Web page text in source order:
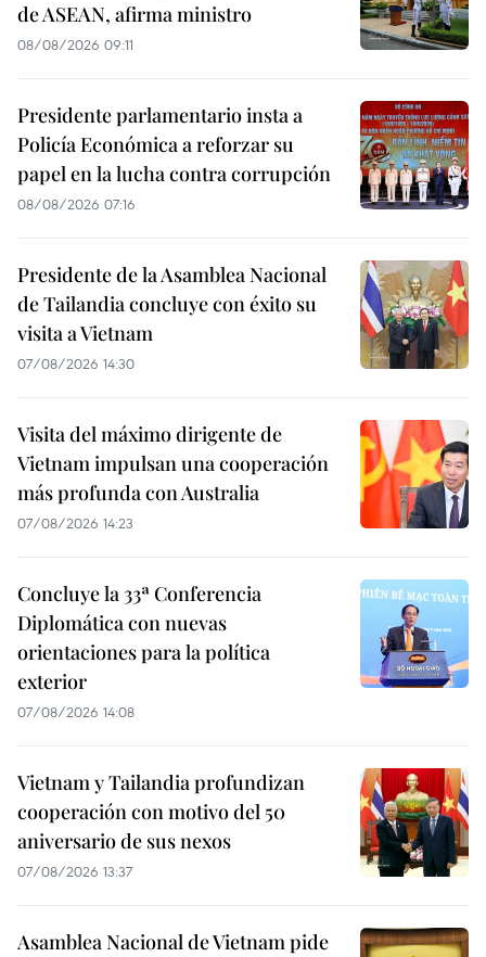
de ASEAN, afirma ministro
08/08/2026 09:11
Presidente parlamentario insta a
Policía Económica a reforzar su
papel en la lucha contra corrupción
08/08/2026 07:16
Presidente de la Asamblea Nacional
de Tailandia concluye con éxito su
visita a Vietnam
07/08/2026 14:30
Visita del máximo dirigente de
Vietnam impulsan una cooperación
más profunda con Australia
07/08/2026 14:23
Concluye la 33ª Conferencia
Diplomática con nuevas
orientaciones para la política
exterior
07/08/2026 14:08
Vietnam y Tailandia profundizan
cooperación con motivo del 50
aniversario de sus nexos
07/08/2026 13:37
Asamblea Nacional de Vietnam pide